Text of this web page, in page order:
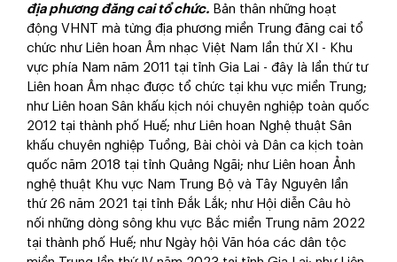
địa phương đăng cai tổ chức. Bản thân những hoạt
động VHNT mà từng địa phương miền Trung đăng cai tổ
chức như Liên hoan Âm nhạc Việt Nam lần thứ XI - Khu
vực phía Nam năm 2011 tại tỉnh Gia Lai - đây là lần thứ tư
Liên hoan Âm nhạc được tổ chức tại khu vực miền Trung;
như Liên hoan Sân khấu kịch nói chuyên nghiệp toàn quốc
2012 tại thành phố Huế; như Liên hoan Nghệ thuật Sân
khấu chuyên nghiệp Tuồng, Bài chòi và Dân ca kịch toàn
quốc năm 2018 tại tỉnh Quảng Ngãi; như Liên hoan Ảnh
nghệ thuật Khu vực Nam Trung Bộ và Tây Nguyên lần
thứ 26 năm 2021 tại tỉnh Đắk Lắk; như Hội diễn Câu hò
nối những dòng sông khu vực Bắc miền Trung năm 2022
tại thành phố Huế; như Ngày hội Văn hóa các dân tộc